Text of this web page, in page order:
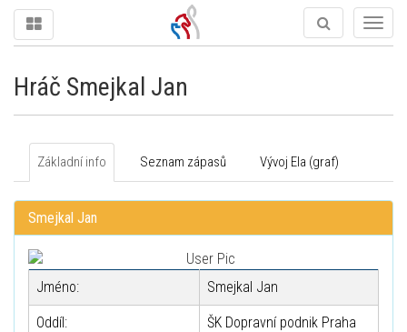
Hráč Smejkal Jan
Základní info Seznam zápasů Vývoj Ela (graf)
Smejkal Jan
Jméno: Smejkal Jan
Oddíl: ŠK Dopravní podnik Praha